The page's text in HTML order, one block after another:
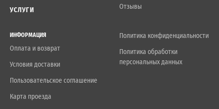
УСЛУГИ
Отзывы
ИНФОРМАЦИЯ
Оплата и возврат
Условия доставки
Пользовательское соглашение
Карта проезда
Политика конфиденциальности
Политика обработки
персональных данных